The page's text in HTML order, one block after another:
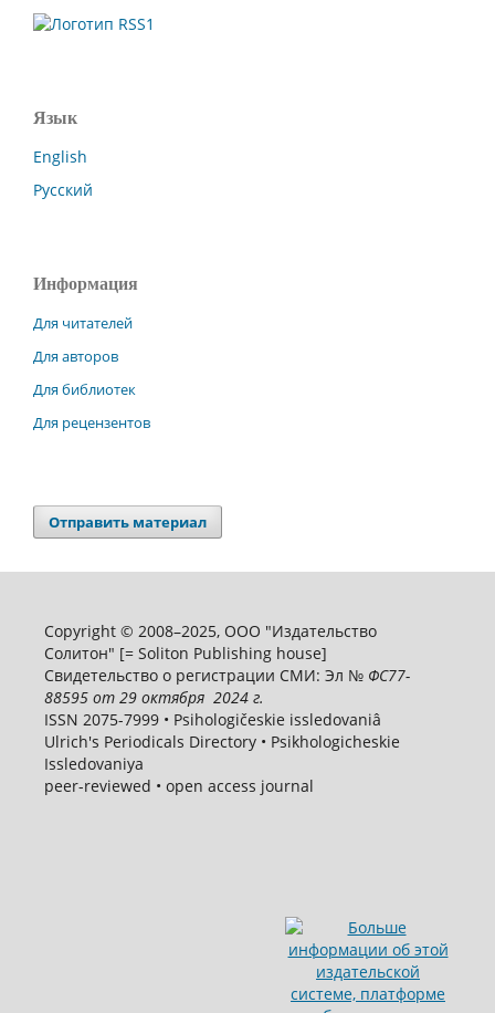
Язык
English
Русский
Информация
Для читателей
Для авторов
Для библиотек
Для рецензентов
Отправить материал
Copyright © 2008–2025, ООО "Издательство
Солитон" [= Soliton Publishing house]
Свидетельство о регистрации СМИ: Эл № ФС77-
88595от 29 октября 2024 г.
ISSN 2075-7999 • Psihologičeskie issledovaniâ
Ulrich's Periodicals Directory • Psikhologicheskie
Issledovaniya
peer-reviewed • open access journal